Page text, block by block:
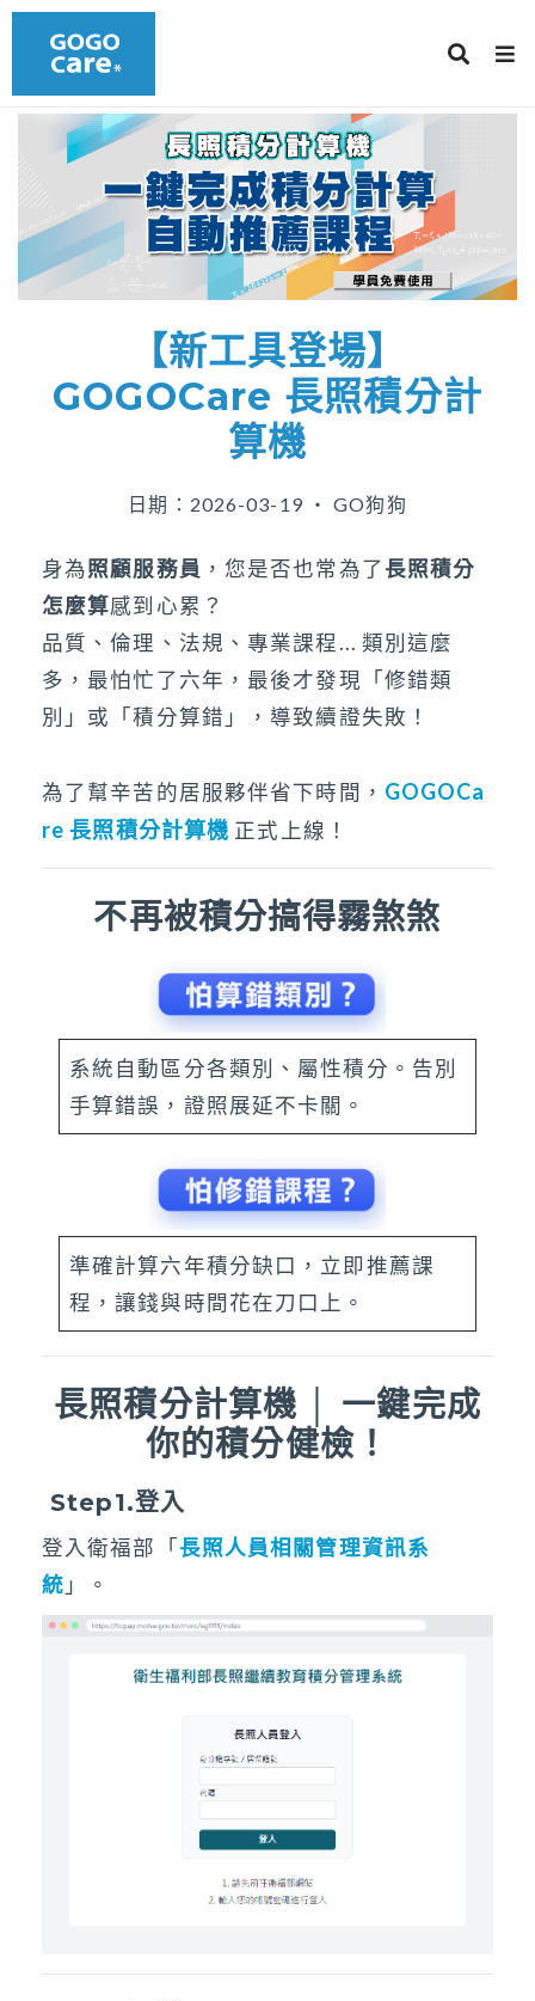
【新工具登場】
GOGOCare 長照積分計
算機
日期：2026-03-19 ‧ GO狗狗
身為照顧服務員 ，您是否也常為了長照積分
怎麼算感到心累？
品質、倫理、法規、專業課程... 類別這麼
多，最怕忙了六年，最後才發現「修錯類
別」或「積分算錯」，導致續證失敗！
為了幫辛苦的居服夥伴省下時間， GOGOCa
re 長照積分計算機 正式上線！
不再被積分搞得霧煞煞
系統自動區分各類別、屬性積分。告別
手算錯誤，證照展延不卡關。
準確計算六年積分缺口，立即推薦課
程，讓錢與時間花在刀口上。
長照積分計算機
一鍵完成
你的積分健檢！
Step1.登入
登入衛福部「長照人員相關管理資訊系
統 」。